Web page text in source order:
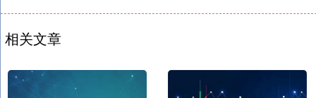
相关文章